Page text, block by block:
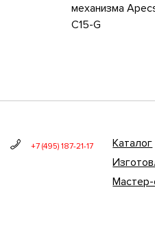
механизма
C15-G
+7 (495) 187-21-17
Каталог